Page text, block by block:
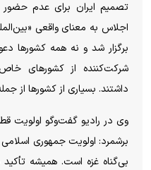
تصمیم ایران برای عدم
اجلاس به معنای واقعی
شرکت‌کننده از کشور‌های
داشتند. بسیاری از کشور‌ها از
وی در رادیو گفت‌و‌گو اولویت
برشمرد: اولویت جمهوری
بی‌گناه غزه است. همیشه